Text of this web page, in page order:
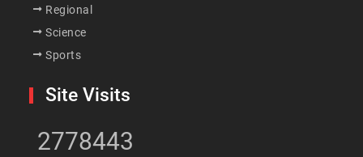
Regional
Science
Sports
Site Visits
2778443